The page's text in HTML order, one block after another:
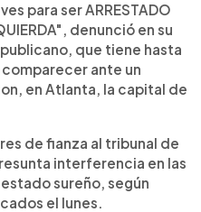
para ser ARRESTADO
denunció en su
que tiene hasta
ante un
en Atlanta, la capital de
de fianza al tribunal de
interferencia en las
sureño, según
el lunes.